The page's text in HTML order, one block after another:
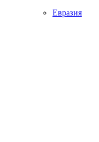
Евразия